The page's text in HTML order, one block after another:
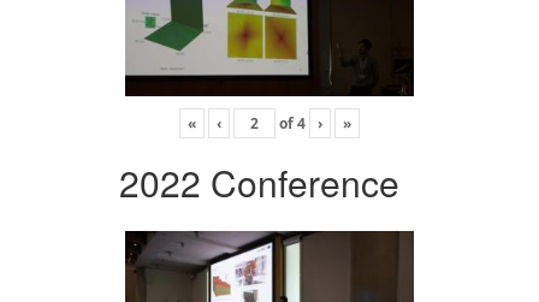
« ‹ of4 › »
2022 Conference